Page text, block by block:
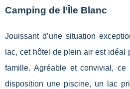
Camping de l’Île Blanc
Jouissant d’une situation
lac, cet hôtel de plein air est idéal
famille. Agréable et convivial,
disposition une piscine, un lac